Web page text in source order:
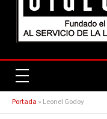
Portada » Leonel Godoy